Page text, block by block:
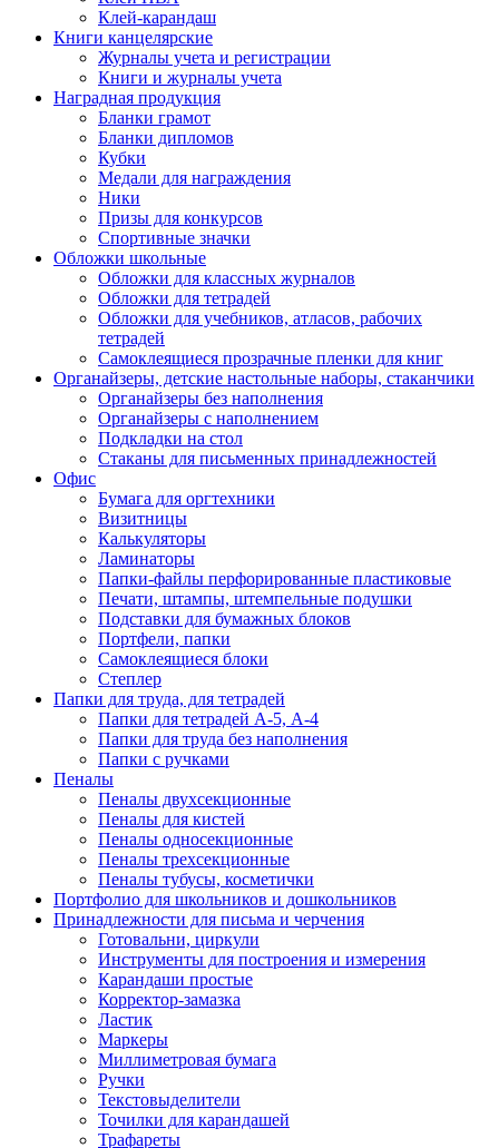
Клей-карандаш
Книги канцелярские
Журналы учета и регистрации
Книги и журналы учета
Наградная продукция
Бланки грамот
Бланки дипломов
Кубки
Медали для награждения
Ники
Призы для конкурсов
Спортивные значки
Обложки школьные
Обложки для классных журналов
Обложки для тетрадей
Обложки для учебников, атласов, рабочих
тетрадей
Самоклеящиеся прозрачные пленки для книг
Органайзеры, детские настольные наборы, стаканчики
Органайзеры без наполнения
Органайзеры с наполнением
Подкладки на стол
Стаканы для письменных принадлежностей
Офис
Бумага для оргтехники
Визитницы
Калькуляторы
Ламинаторы
Папки-файлы перфорированные пластиковые
Печати, штампы, штемпельные подушки
Подставки для бумажных блоков
Портфели, папки
Самоклеящиеся блоки
Степлер
Папки для труда, для тетрадей
Папки для тетрадей А-5, А-4
Папки для труда без наполнения
Папки с ручками
Пеналы
Пеналы двухсекционные
Пеналы для кистей
Пеналы односекционные
Пеналы трехсекционные
Пеналы тубусы, косметички
Портфолио для школьников и дошкольников
Принадлежности для письма и черчения
Готовальни, циркули
Инструменты для построения и измерения
Карандаши простые
Корректор-замазка
Ластик
Маркеры
Миллиметровая бумага
Ручки
Текстовыделители
Точилки для карандашей
Трафареты